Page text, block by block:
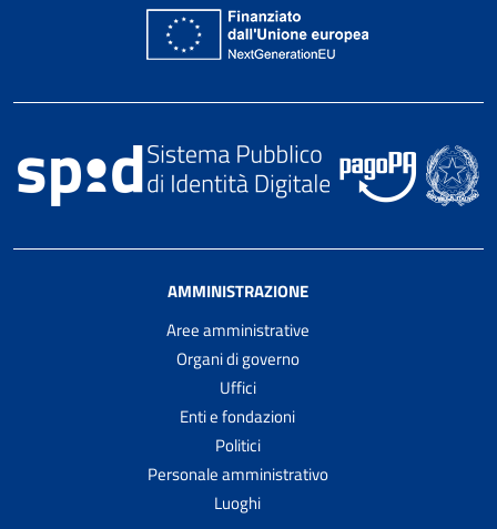
AMMINISTRAZIONE
Aree amministrative
Organi di governo
Uffici
Enti e fondazioni
Politici
Personale amministrativo
Luoghi